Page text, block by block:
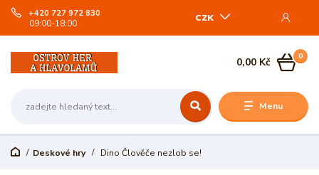
Menu
CZK
+420 727 972 830
09:00-18:00
0
0,00 Kč
Deskové hry Dino Člověče nezlob se!